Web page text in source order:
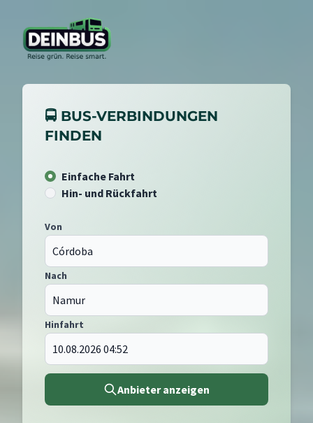
🚍 BUS-VERBINDUNGEN
FINDEN
Einfache Fahrt
Hin- und Rückfahrt
Von
Nach
Hinfahrt
Anbieter anzeigen